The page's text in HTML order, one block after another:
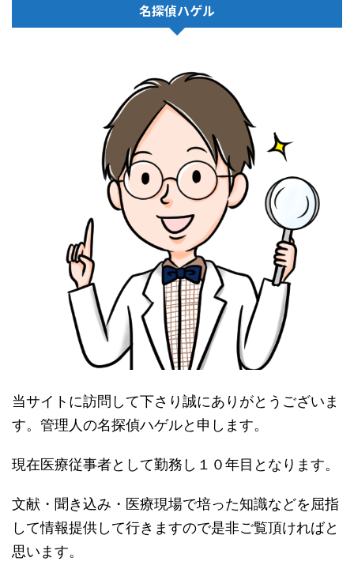
名探偵ハゲル
当サイトに訪問して下さり誠にありがとうございま
す。管理人の名探偵ハゲルと申します。
現在医療従事者として勤務し１０年目となります。
文献・聞き込み・医療現場で培った知識などを屈指
して情報提供して行きますので是非ご覧頂ければと
思います。